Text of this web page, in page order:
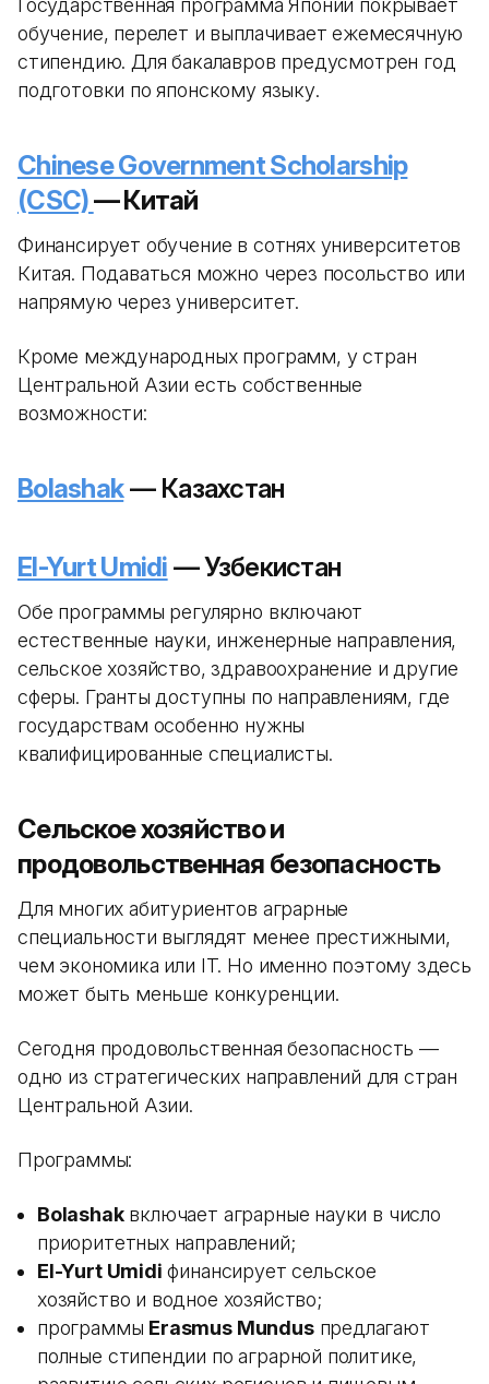
Государственная программа Японии покрывает
обучение, перелет и выплачивает ежемесячную
стипендию. Для бакалавров предусмотрен год
подготовки по японскому языку.
Chinese Government Scholarship
(CSC)— Китай
Финансирует обучение в сотнях университетов
Китая. Подаваться можно через посольство или
напрямую через университет.
Кроме международных программ, у стран
Центральной Азии есть собственные
возможности:
Bolashak— Казахстан
El-Yurt Umidi — Узбекистан
Обе программы регулярно включают
естественные науки, инженерные направления,
сельское хозяйство, здравоохранение и другие
сферы. Гранты доступны по направлениям, где
государствам особенно нужны
квалифицированные специалисты.
Сельское хозяйство и
продовольственная безопасность
Для многих абитуриентов аграрные
специальности выглядят менее престижными,
чем экономика или IT. Но именно поэтому здесь
может быть меньше конкуренции.
Сегодня продовольственная безопасность —
одно из стратегических направлений для стран
Центральной Азии.
Программы:
Bolashakвключает аграрные науки в число
приоритетных направлений;
El-Yurt Umidi финансирует сельское
хозяйство и водное хозяйство;
программы Erasmus Mundusпредлагают
полные стипендии по аграрной политике,